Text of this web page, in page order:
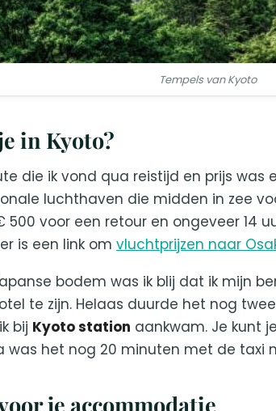
Tempels van Kyoto
in Kyoto?
die ik vond qua reistijd en prijs was
luchthaven die midden in zee
500 voor een retour en ongeveer 14
is een link om vluchtprijzen naar
bodem was ik blij dat ik mijn
te zijn. Helaas duurde het nog
bij Kyoto station aankwam. Je kunt
was het nog 20 minuten met de taxi
je accommodatie